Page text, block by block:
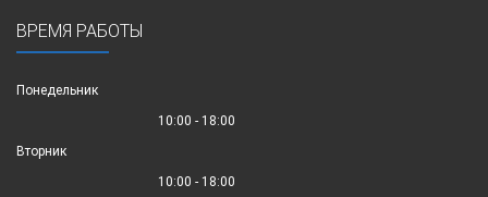
ВРЕМЯ РАБОТЫ
Понедельник
10:00 - 18:00
Вторник
10:00 - 18:00